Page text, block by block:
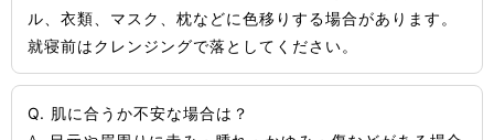
ル、衣類、マスク、枕などに色移りする場合があります。
就寝前はクレンジングで落としてください。
Q. 肌に合うか不安な場合は？